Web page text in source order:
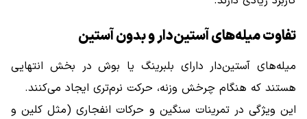
تفاوت میله‌های آستین‌دار و بدون آستین
میله‌های آستین‌دار دارای بلبرینگ یا بوش در بخش انتهایی
هستند که هنگام چرخش وزنه، حرکت نرم‌تری ایجاد می‌کنند.
این ویژگی در تمرینات سنگین و حرکات انفجاری (مثل کلین و